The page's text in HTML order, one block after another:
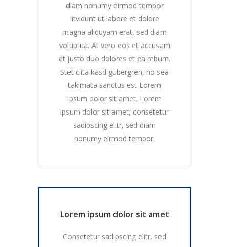
diam nonumy eirmod tempor
invidunt ut labore et dolore
magna aliquyam erat, sed diam
voluptua. At vero eos et accusam
et justo duo dolores et ea rebum.
Stet clita kasd gubergren, no sea
takimata sanctus est Lorem
ipsum dolor sit amet. Lorem
ipsum dolor sit amet, consetetur
sadipscing elitr, sed diam
nonumy eirmod tempor.
Lorem ipsum dolor sit amet
Consetetur sadipscing elitr, sed